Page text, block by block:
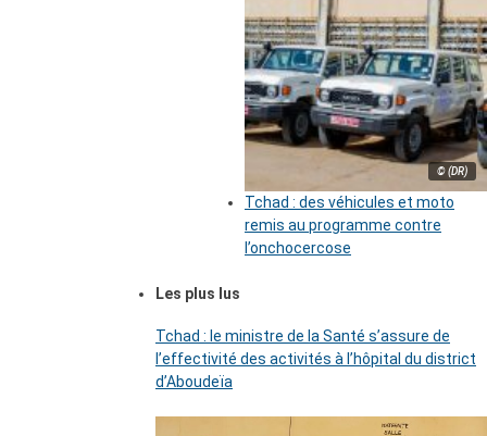
© (DR)
Tchad : des véhicules et moto
remis au programme contre
l’onchocercose
Les plus lus
Tchad : le ministre de la Santé s’assure de
l’effectivité des activités à l’hôpital du district
d’Aboudeïa